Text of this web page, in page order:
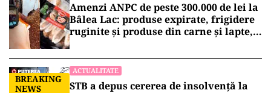
Amenzi ANPC de peste 300.000 de lei la
Bâlea Lac: produse expirate, frigidere
ruginite și produse din carne și lapte,
BREAKING
NEWS
ACTUALITATE
STB a depus cererea de insolvență la